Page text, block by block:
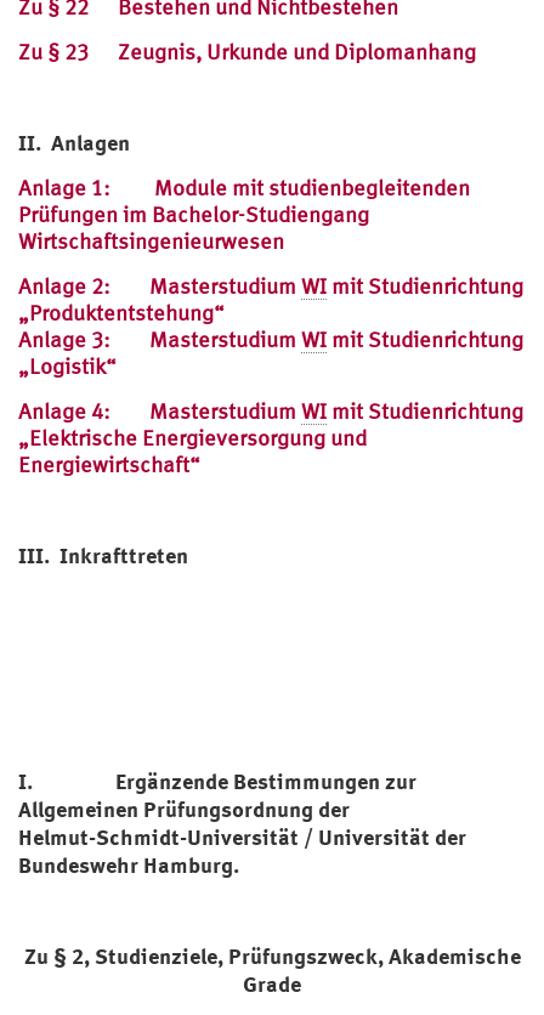
Zu § 22 Bestehen und Nichtbestehen
Zu § 23 Zeugnis, Urkunde und Diplomanhang
II. Anlagen
Anlage 1: Module mit studienbegleitenden
Prüfungen im Bachelor-Studiengang
Wirtschaftsingenieurwesen
Anlage 2: Masterstudium WI mit Studienrichtung
„Produktentstehung“
Anlage 3: Masterstudium WI mit Studienrichtung
„Logistik“
Anlage 4: Masterstudium WI mit Studienrichtung
„Elektrische Energieversorgung und
Energiewirtschaft“
III. Inkrafttreten
I. Ergänzende Bestimmungen zur
Allgemeinen Prüfungsordnung der
Helmut-Schmidt-Universität / Universität der
Bundeswehr Hamburg.
Zu § 2, Studienziele, Prüfungszweck, Akademische
Grade